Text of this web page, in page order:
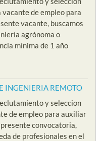
de empleo para
vacante, buscamos
agrónoma o
mínima de 1 año
INGENIERIA REMOTO
y seleccion
de empleo para auxiliar
convocatoria,
de profesionales en el